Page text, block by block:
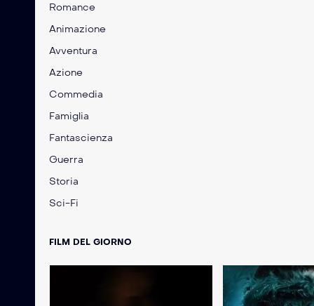
Romance
Animazione
Avventura
Azione
Commedia
Famiglia
Fantascienza
Guerra
Storia
Sci-Fi
FILM DEL GIORNO